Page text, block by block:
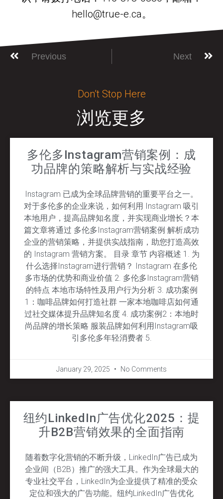
hello@true-e.ca。
Previous Next
Don’t Stop Here
浏览更多
多伦多Instagram营销案例：成
功品牌的策略解析与实战经验
Instagram 已成为全球品牌营销的重要平台之一。
对于多伦多的企业来说，如何利用 Instagram 吸引
本地用户，提高品牌知名度，并实现商业增长？本
篇文章将通过 多伦多Instagram营销案例 解析成功
企业的营销策略，并提供实战指南，助您打造高效
的 Instagram 营销方案。 目录 章节 内容概述 1. 为
什么选择Instagram进行营销？ Instagram 在多伦
多市场的优势和商业价值 2. 多伦多Instagram营销
的特点 本地市场特性及用户行为分析 3. 成功案例
1：咖啡品牌如何打造社群 一家本地咖啡店如何通
过社交媒体提升品牌知名度 4. 成功案例2：本地时
尚品牌的增长策略 服装品牌如何利用Instagram吸
引多伦多年轻消费者 5.
January 29, 2025 No Comments
纽约LinkedIn广告优化2025：提
升B2B营销效果的全面指南
随着数字化营销的不断升级，LinkedIn广告已成为
企业间（B2B）推广的强大工具。作为全球最大的
专业社交平台，LinkedIn为企业提供了精准的受众
定位和强大的广告功能。纽约LinkedIn广告优化